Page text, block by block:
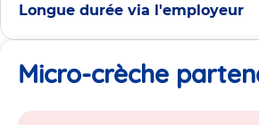
Longue durée via l'employeur
Micro-crèche